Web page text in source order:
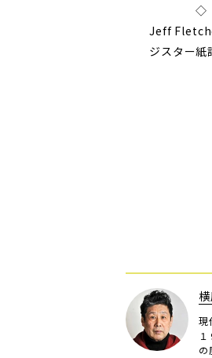
◇
Jeff
ジスター紙
現
の